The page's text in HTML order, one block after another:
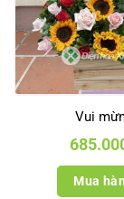
Vui
Mua